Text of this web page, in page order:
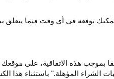
توقعه في أي وقت فيما يتعلق
بموجب هذه الاتفاقية، على
المؤهلة." باستثناء هذا